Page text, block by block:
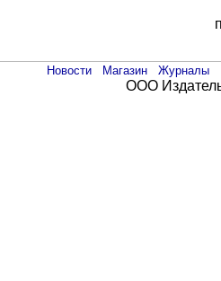
Новости Магазин Журналы
ООО